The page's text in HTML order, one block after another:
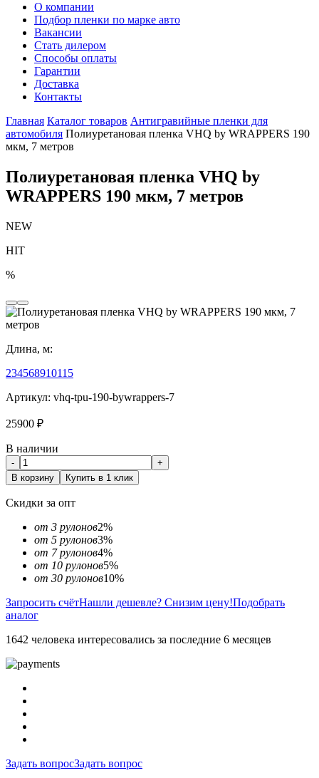
О компании
Подбор пленки по марке авто
Вакансии
Стать дилером
Способы оплаты
Гарантии
Доставка
Контакты
Главная Каталог товаров Антигравийные пленки для
автомобиля Полиуретановая пленка VHQ by WRAPPERS 190
мкм, 7 метров
Полиуретановая пленка VHQ by
WRAPPERS 190 мкм, 7 метров
NEW
HIT
%
Длина, м:
234568910115
Артикул: vhq-tpu-190-bywrappers-7
25900 ₽
В наличии
-
+
В корзину
Купить в 1 клик
Скидки за опт
от 3 рулонов2%
от 5 рулонов3%
от 7 рулонов4%
от 10 рулонов5%
от 30 рулонов10%
Запросить счётНашли дешевле? Снизим цену!Подобрать
аналог
1642 человека интересовались за последние 6 месяцев
Задать вопросЗадать вопрос